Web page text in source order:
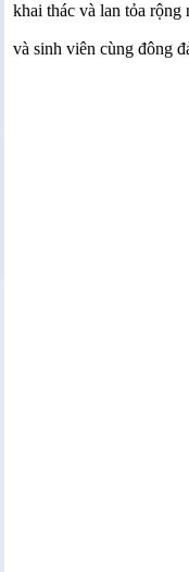
khai thác và lan tỏa
và sinh viên cùng đông